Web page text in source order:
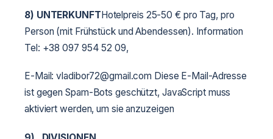
8) UNTERKUNFT Hotelpreis 25-50 € pro Tag, pro
Person (mit Frühstück und Abendessen). Information
Tel: +38 097 954 52 09,
E-Mail: vladibor72@gmail.com Diese E-Mail-Adresse
ist gegen Spam-Bots geschützt, JavaScript muss
aktiviert werden, um sie anzuzeigen